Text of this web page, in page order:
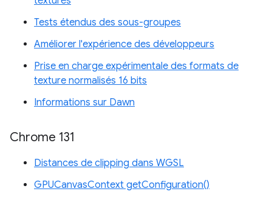
Tests étendus des sous-groupes
Améliorer l'expérience des développeurs
Prise en charge expérimentale des formats de
texture normalisés 16 bits
Informations sur Dawn
Chrome 131
Distances de clipping dans WGSL
GPUCanvasContext getConfiguration()